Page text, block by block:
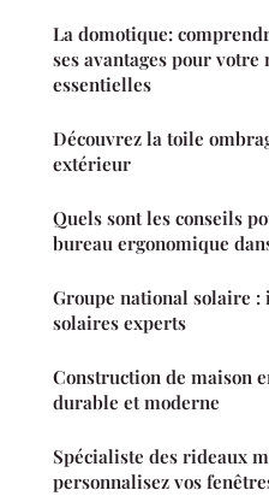
La domotique:
ses avantages pour votre
essentielles
Découvrez la toile
extérieur
Quels sont les conseils
bureau ergonomique
Groupe national solaire
solaires experts
Construction de maison
durable et moderne
Spécialiste des rideaux
personnalisez vos